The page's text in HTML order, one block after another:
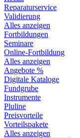
Reparaturservice
Validierung
Alles anzeigen
Fortbildungen
Seminare
Online-Fortbildung
Alles anzeigen
Angebote %
Digitale Kataloge
Fundgrube
Instrumente
Pluline
Preisvorteile
Vorteilspakete
Alles anzeigen